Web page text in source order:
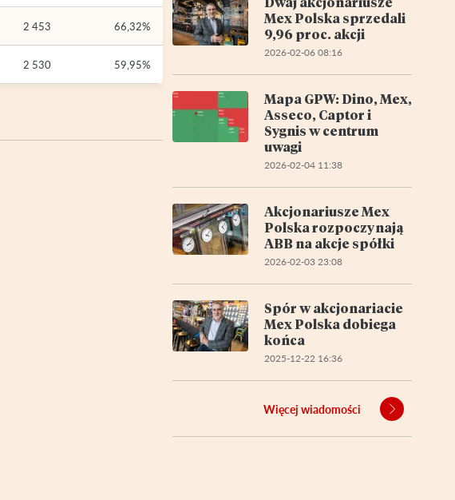
2 453 66,32%
2 530 59,95%
Mex Polska sprzedali
9,96 proc. akcji
2026-02-06 08:16
Mapa GPW: Dino, Mex,
Asseco, Captor i
Sygnis w centrum
uwagi
2026-02-04 11:38
Akcjonariusze Mex
Polska rozpoczynają
ABB na akcje spółki
2026-02-03 23:08
Spór w akcjonariacie
Mex Polska dobiega
końca
2025-12-22 16:36
Więcej wiadomości